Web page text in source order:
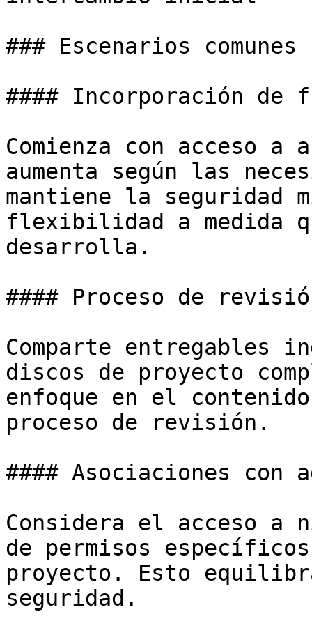
### Escenarios comunes
#### Incorporación de
Comienza con acceso
aumenta según las
mantiene la seguridad
flexibilidad a medida
desarrolla.
#### Proceso de
Comparte entregables
discos de proyecto
enfoque en el
proceso de revisión.
#### Asociaciones con
Considera el acceso a
de permisos
proyecto. Esto
seguridad.